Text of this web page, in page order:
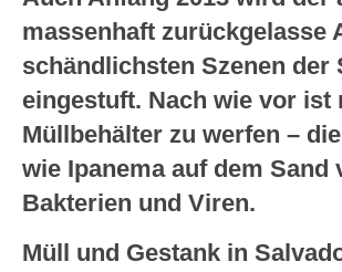
massenhaft zurückgelasse
schändlichsten Szenen der
eingestuft. Nach wie vor
Müllbehälter zu werfen –
wie Ipanema auf dem
Bakterien und Viren.
Müll und Gestank in